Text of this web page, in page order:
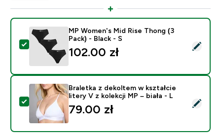
Wybierz ten produkt - MP Women's Mid Rise Thong
MP Women's Mid Rise Thong (3
Pack) - Black - S
102.00 zł‎
Wybierz ten produkt - Braletka z dekoltem w
Braletka z dekoltem w kształcie
litery V z kolekcji MP – biała - L
79.00 zł‎